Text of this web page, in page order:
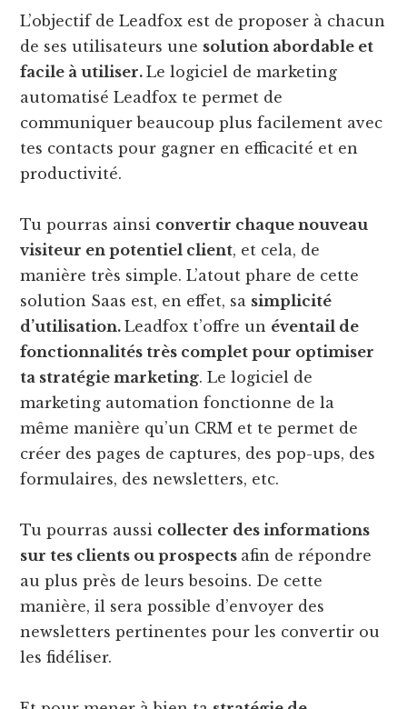
L’objectif de Leadfox est de proposer à chacun
de ses utilisateurs une solution abordable et
facile à utiliser.Le logiciel de marketing
automatisé Leadfox te permet de
communiquer beaucoup plus facilement avec
tes contacts pour gagner en efficacité et en
productivité.
Tu pourras ainsi convertir chaque nouveau
visiteur en potentiel client, et cela, de
manière très simple. L’atout phare de cette
solution Saas est, en effet, sa simplicité
d’utilisation.Leadfox t’offre un éventail de
fonctionnalités très complet pour optimiser
ta stratégie marketing. Le logiciel de
marketing automation fonctionne de la
même manière qu’un CRM et te permet de
créer des pages de captures, des pop-ups, des
formulaires, des newsletters, etc.
Tu pourras aussi collecter des informations
sur tes clients ou prospects afin de répondre
au plus près de leurs besoins. De cette
manière, il sera possible d’envoyer des
newsletters pertinentes pour les convertir ou
les fidéliser.